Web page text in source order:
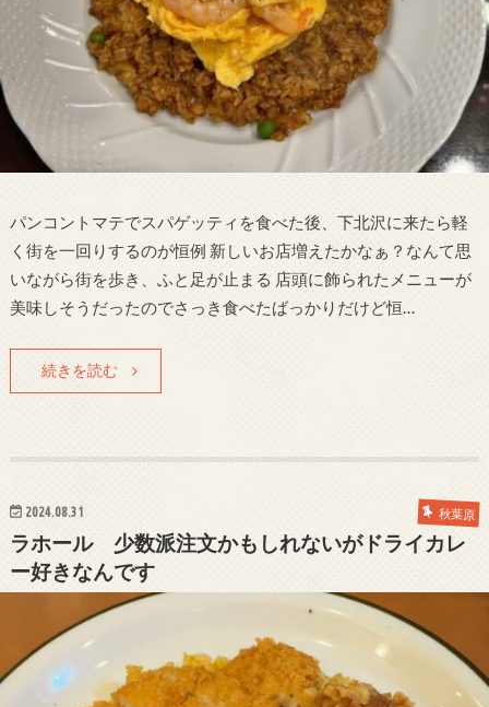
パンコントマテでスパゲッティを食べた後、下北沢に来たら軽
く街を一回りするのが恒例 新しいお店増えたかなぁ？なんて思
いながら街を歩き、ふと足が止まる 店頭に飾られたメニューが
美味しそうだったのでさっき食べたばっかりだけど恒…
続きを読む
2024.08.31 秋葉原
ラホール 少数派注文かもしれないがドライカレ
ー好きなんです